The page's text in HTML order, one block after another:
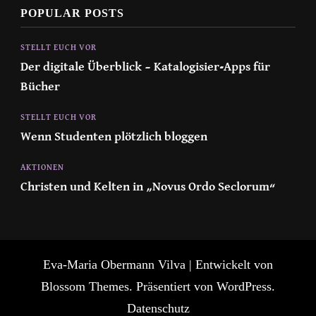
POPULAR POSTS
STELLT EUCH VOR
Der digitale Überblick – Katalogisier-Apps für
Bücher
STELLT EUCH VOR
Wenn Studenten plötzlich bloggen
AKTIONEN
Christen und Kelten in „Novus Ordo Seclorum“
Eva-Maria Obermann Vilva | Entwickelt von
Blossom Themes. Präsentiert von WordPress.
Datenschutz